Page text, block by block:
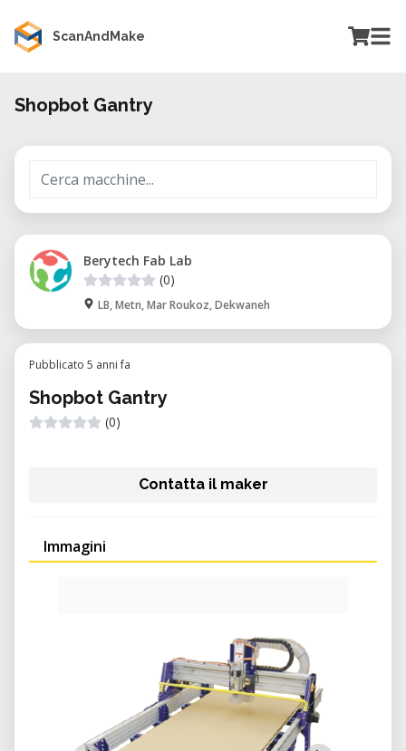
ScanAndMake
Shopbot Gantry
Berytech Fab Lab
(0)
LB, Metn, Mar Roukoz, Dekwaneh
Pubblicato 5 anni fa
Shopbot Gantry
(0)
Contatta il maker
Immagini